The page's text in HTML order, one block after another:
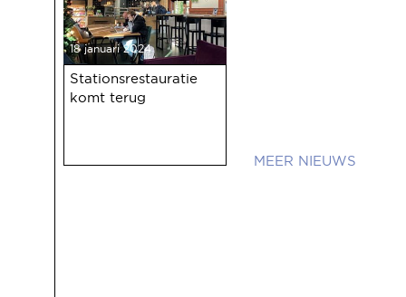
18 januari 2024
Stationsrestauratie
komt terug
NIEUWS